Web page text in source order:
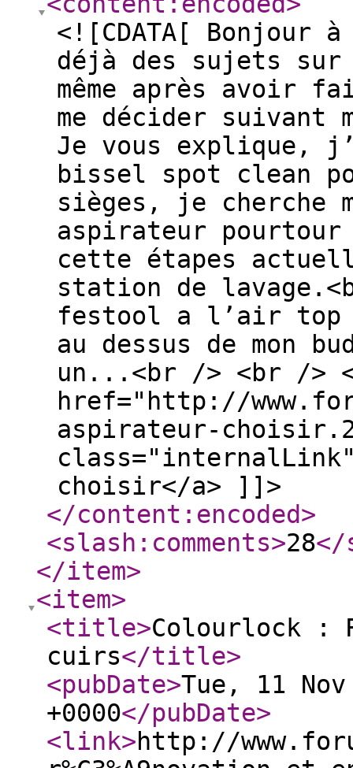
<![CDATA[
déjà des sujets
même après avoir
me décider suivant
Je vous explique,
bissel spot clean
sièges, je cherche
aspirateur
cette étapes
station de
festool a l’air
au dessus de mon
un...<br /> <br />
href="http://
aspirateur-
choisir</a> ]]>
</content:encoded>
<slash:comments>28</
</item>
<item>
<title>Colourlock :
cuirs</title>
<pubDate>Tue, 11
+0000</pubDate>
<link>http://